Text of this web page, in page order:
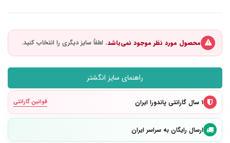
محصول مورد نظر موجود نمی‌باشد.
راهنمای سایز انگشتر
۱ سال گارانتی پاندورا ایران قوانین گارانتی
ارسال رایگان به سراسر ایران